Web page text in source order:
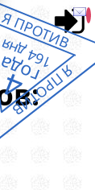
Я ПРОТИВ
ПРОТИВ
164 дня